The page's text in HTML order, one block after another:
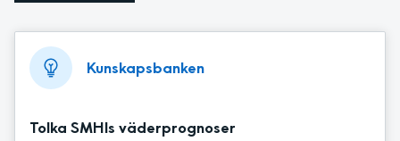
Kunskapsbanken
Tolka SMHIs väderprognoser